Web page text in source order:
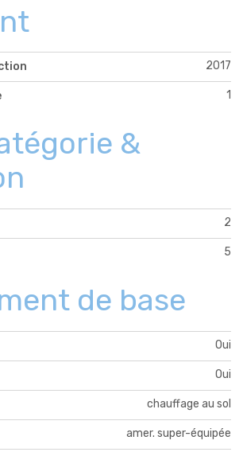
2017
1
&
2
5
de base
Oui
Oui
chauffage au sol
amer. super-équipée